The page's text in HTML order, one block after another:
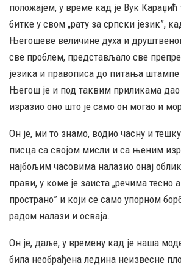
положајем, у време кад је Вук Караџић
битке у свом „рату за српски језик”,
Његошеве величине духа и
све проблем, представљало све
језика и правописа до питања штампе
Његош је и под таквим приликама дао
изразио оно што је само он могао и
Он је, ми то знамо, водио часну и
писца са својом мисли и са њеним
најбољим часовима налазио онај
прави, у коме је заиста „речима тесно
пространо” и који се само упорном
радом налази и осваја.
Он је, даље, у времену кад је наша
била необрађена ледина неизвесне